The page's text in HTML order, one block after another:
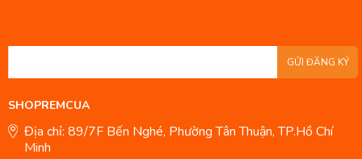
GỬI ĐĂNG KÝ
SHOPREMCUA
Địa chỉ: 89/7F Bến Nghé, Phường Tân Thuận, TP.Hồ Chí
Minh